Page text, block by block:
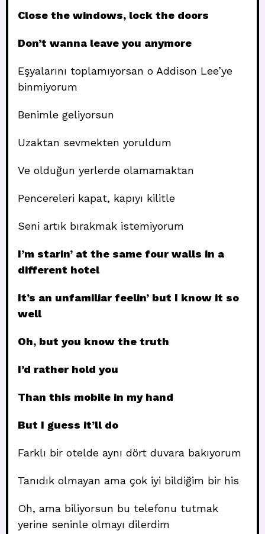
Close the windows, lock the doors
Don’t wanna leave you anymore
Eşyalarını toplamıyorsan o Addison Lee’ye
binmiyorum
Benimle geliyorsun
Uzaktan sevmekten yoruldum
Ve olduğun yerlerde olamamaktan
Pencereleri kapat, kapıyı kilitle
Seni artık bırakmak istemiyorum
I’m starin’ at the same four walls in a
different hotel
It’s an unfamiliar feelin’ but I know it so
well
Oh, but you know the truth
I’d rather hold you
Than this mobile in my hand
But I guess it’ll do
Farklı bir otelde aynı dört duvara bakıyorum
Tanıdık olmayan ama çok iyi bildiğim bir his
Oh, ama biliyorsun bu telefonu tutmak
yerine seninle olmayı dilerdim